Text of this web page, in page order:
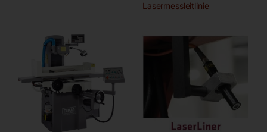
Lasermessleitlinie